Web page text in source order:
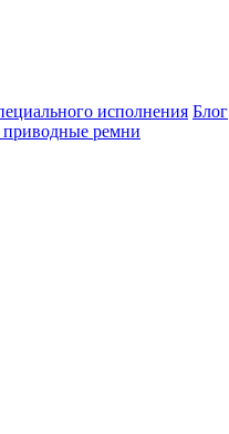
исполнения
ремни
Блог